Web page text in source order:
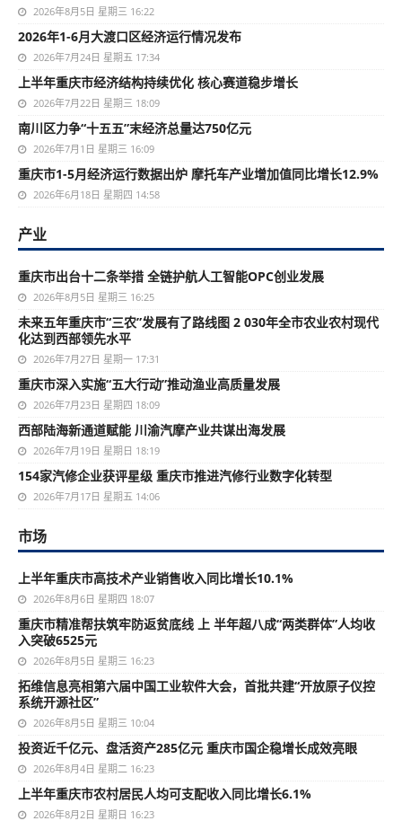
2026年8月5日 星期三 16:22
2026年1-6月大渡口区经济运行情况发布
2026年7月24日 星期五 17:34
上半年重庆市经济结构持续优化 核心赛道稳步增长
2026年7月22日 星期三 18:09
南川区力争“十五五”末经济总量达750亿元
2026年7月1日 星期三 16:09
重庆市1-5月经济运行数据出炉 摩托车产业增加值同比增长12.9%
2026年6月18日 星期四 14:58
产业
重庆市出台十二条举措 全链护航人工智能OPC创业发展
2026年8月5日 星期三 16:25
未来五年重庆市“三农”发展有了路线图 2 030年全市农业农村现代
化达到西部领先水平
2026年7月27日 星期一 17:31
重庆市深入实施“五大行动”推动渔业高质量发展
2026年7月23日 星期四 18:09
西部陆海新通道赋能 川渝汽摩产业共谋出海发展
2026年7月19日 星期日 18:19
154家汽修企业获评星级 重庆市推进汽修行业数字化转型
2026年7月17日 星期五 14:06
市场
上半年重庆市高技术产业销售收入同比增长10.1%
2026年8月6日 星期四 18:07
重庆市精准帮扶筑牢防返贫底线 上 半年超八成“两类群体”人均收
入突破6525元
2026年8月5日 星期三 16:23
拓维信息亮相第六届中国工业软件大会，首批共建“开放原子仪控
系统开源社区”
2026年8月5日 星期三 10:04
投资近千亿元、盘活资产285亿元 重庆市国企稳增长成效亮眼
2026年8月4日 星期二 16:23
上半年重庆市农村居民人均可支配收入同比增长6.1%
2026年8月2日 星期日 16:23